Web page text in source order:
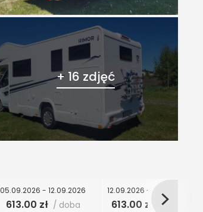
+ 16 zdjęć
05.09.2026 - 12.09.2026
613.00 zł / doba
12.09.2026 - 19.09.2026
613.00 zł / doba